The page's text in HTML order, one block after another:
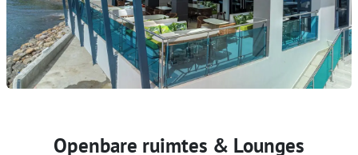
Openbare ruimtes & Lounges